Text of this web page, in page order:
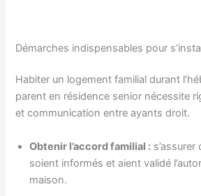
Démarches indispensables pour
Habiter un logement familial durant
parent en résidence senior nécessite
et communication entre ayants droit.
Obtenir l’accord familial :
soient informés et aient validé
maison.